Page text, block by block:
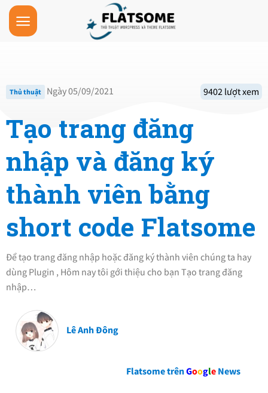
Skip
content
Thủ thuật Ngày 05/09/2021 9402 lượt xem
Tạo trang đăng
nhập và đăng ký
thành viên bằng
short code Flatsome
Để tạo trang đăng nhập hoặc đăng ký thành viên chúng ta hay
dùng Plugin , Hôm nay tôi gới thiệu cho bạn Tạo trang đăng
nhập…
Lê Anh Đông
Flatsome trênGoogle News